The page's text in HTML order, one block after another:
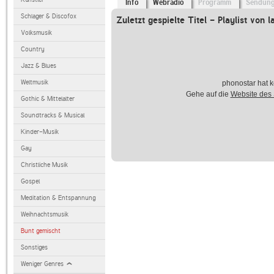
Schlager & Discofox
Volksmusik
Country
Jazz & Blues
Weltmusik
Gothic & Mittelalter
Soundtracks & Musical
Kinder-Musik
Gay
Christliche Musik
Gospel
Meditation & Entspannung
Weihnachtsmusik
Bunt gemischt
Sonstiges
Weniger Genres
Info Webradio Programm
Zuletzt gespielte Titel - Playlist von
phonostar hat
Gehe auf die Website des